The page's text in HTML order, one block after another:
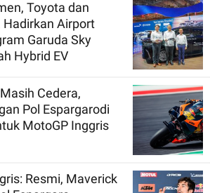
Toyota dan
Hadirkan Airport
Garuda Sky
Hybrid EV
Cedera,
Pol Espargarodi
MotoGP Inggris
Resmi, Maverick